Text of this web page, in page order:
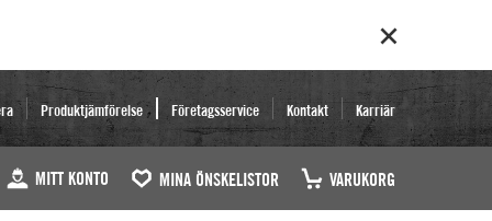
Produktjämförelse Företagsservice Kontakt Karriär
MITT KONTO MINA ÖNSKELISTOR VARUKORG